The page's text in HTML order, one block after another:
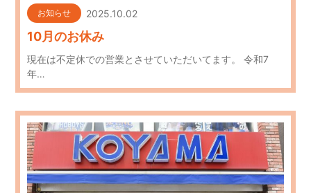
お知らせ 2025.10.02
10月のお休み
現在は不定休での営業とさせていただいてます。 令和7
年…